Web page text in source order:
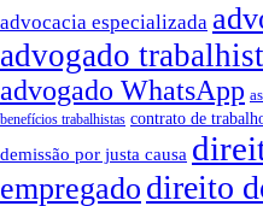
advocacia especializada
advogado
advogado WhatsApp
benefícios trabalhistas contrato de
demissão por justa causa
empregado direito